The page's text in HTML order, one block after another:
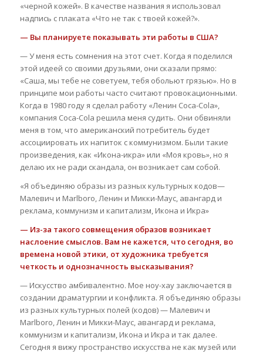
«черной кожей». В качестве названия я использовал
надпись с плаката «Что не так с твоей кожей?».
— Вы планируете показывать эти работы в США?
— У меня есть сомнения на этот счет. Когда я поделился
этой идеей со своими друзьями, они сказали прямо:
«Саша, мы тебе не советуем, тебя обольют грязью». Но в
принципе мои работы часто считают провокационными.
Когда в 1980 году я сделал работу «Ленин Coca-Cola»,
компания Coca-Cola решила меня судить. Они обвиняли
меня в том, что американский потребитель будет
ассоциировать их напиток с коммунизмом. Были такие
произведения, как «Икона-икра» или «Моя кровь», но я
делаю их не ради скандала, он возникает сам собой.
«Я объединяю образы из разных культурных кодов—
Малевич и Marlboro, Ленин и Микки-Маус, авангард и
реклама, коммунизм и капитализм, Икона и Икра»
— Из-за такого совмещения образов возникает
наслоение смыслов. Вам не кажется, что сегодня, во
времена новой этики, от художника требуется
четкость и однозначность высказывания?
— Искусство амбивалентно. Мое ноу-хау заключается в
создании драматургии и конфликта. Я объединяю образы
из разных культурных полей (кодов) — Малевич и
Marlboro, Ленин и Микки-Маус, авангард и реклама,
коммунизм и капитализм, Икона и Икра и так далее.
Сегодня я вижу пространство искусства не как музей или